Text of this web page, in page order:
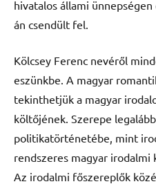
hivatalos állami
án csendült fel.
Kölcsey Ferenc nevéről
eszünkbe. A magyar
tekinthetjük a magyar
költőjének. Szerepe
politikatörténetébe, mint
rendszeres magyar irodalmi
Az irodalmi főszereplők